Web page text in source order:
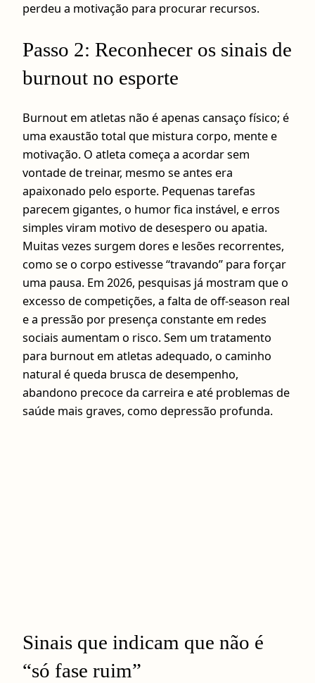
perdeu a motivação para procurar recursos.
Passo 2: Reconhecer os sinais de
burnout no esporte
Burnout em atletas não é apenas cansaço físico; é
uma exaustão total que mistura corpo, mente e
motivação. O atleta começa a acordar sem
vontade de treinar, mesmo se antes era
apaixonado pelo esporte. Pequenas tarefas
parecem gigantes, o humor fica instável, e erros
simples viram motivo de desespero ou apatia.
Muitas vezes surgem dores e lesões recorrentes,
como se o corpo estivesse “travando” para forçar
uma pausa. Em 2026, pesquisas já mostram que o
excesso de competições, a falta de off-season real
e a pressão por presença constante em redes
sociais aumentam o risco. Sem um tratamento
para burnout em atletas adequado, o caminho
natural é queda brusca de desempenho,
abandono precoce da carreira e até problemas de
saúde mais graves, como depressão profunda.
Sinais que indicam que não é
“só fase ruim”